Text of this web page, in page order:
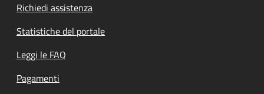
Richiedi assistenza
Statistiche del portale
Leggi le FAQ
Pagamenti